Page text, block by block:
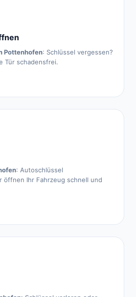
Pottenhofen: Schlüssel vergessen?
Tür schadensfrei.
: Autoschlüssel
öffnen Ihr Fahrzeug schnell und